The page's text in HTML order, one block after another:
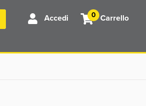
Carrello
0
Accedi